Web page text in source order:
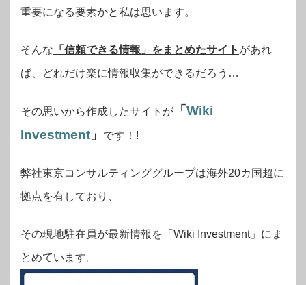
重要になる要素かと私は思います。
そんな 「信頼できる情報」をまとめたサイト があれ
ば、どれだけ楽に情報収集ができるだろう…
その思いから作成したサイトが 「Wiki
Investment 」 です！!
弊社東京コンサルティンググループは海外20カ国超に
拠点を有しており、
その現地駐在員が最新情報を「Wiki Investment」にま
とめています。